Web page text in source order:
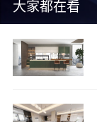
大家都在看